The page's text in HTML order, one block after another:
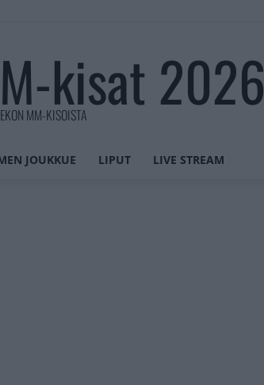
kisat 2026
MM-KISOISTA
JOUKKUE LIPUT LIVE STREAM